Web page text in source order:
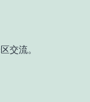
交流。